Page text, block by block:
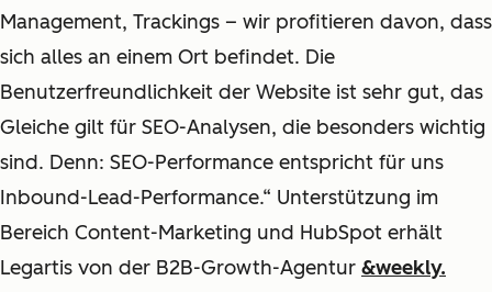
Management, Trackings – wir profitieren davon, dass
sich alles an einem Ort befindet. Die
Benutzerfreundlichkeit der Website ist sehr gut, das
Gleiche gilt für SEO-Analysen, die besonders wichtig
sind. Denn: SEO-Performance entspricht für uns
Inbound-Lead-Performance.“ Unterstützung im
Bereich Content-Marketing und HubSpot erhält
Legartis von der B2B-Growth-Agentur &weekly.